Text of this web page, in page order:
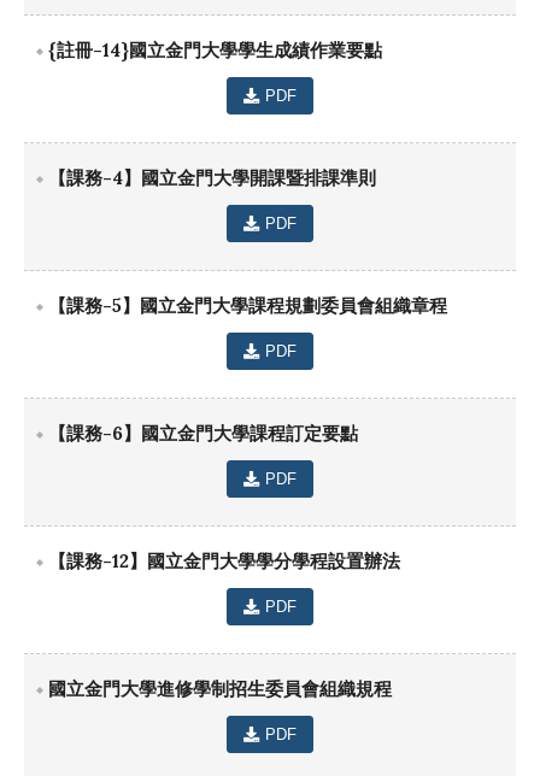
{註冊-14}國立金門大學學生成績作業要點
PDF
【課務-4】國立金門大學開課暨排課準則
PDF
【課務-5】國立金門大學課程規劃委員會組織章程
PDF
【課務-6】國立金門大學課程訂定要點
PDF
【課務-12】國立金門大學學分學程設置辦法
PDF
國立金門大學進修學制招生委員會組織規程
PDF